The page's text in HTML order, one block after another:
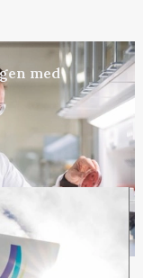
med